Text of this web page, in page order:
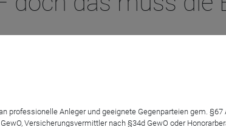
Anleger und geeignete Gegenparteien gem.
Versicherungsvermittler nach §34d GewO oder